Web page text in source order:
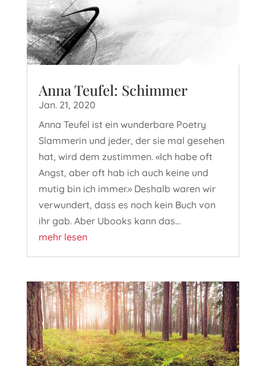
Anna Teufel: Schimmer
Jan. 21, 2020
Anna Teufel ist ein wunderbare Poetry
Slammerin und jeder, der sie mal gesehen
hat, wird dem zustimmen. «Ich habe oft
Angst, aber oft hab ich auch keine und
mutig bin ich immer.» Deshalb waren wir
verwundert, dass es noch kein Buch von
ihr gab. Aber Ubooks kann das...
mehr lesen